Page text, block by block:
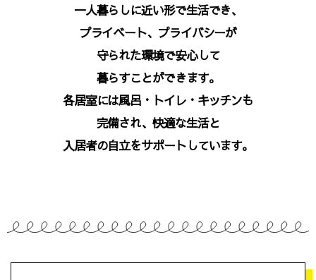
一人暮らしに近い形で生活でき、
プライベート、プライバシーが
守られた環境で安心して
暮らすことができます。
各居室には風呂・トイレ・キッチンも
完備され、快適な生活と
入居者の自立をサポートしています。